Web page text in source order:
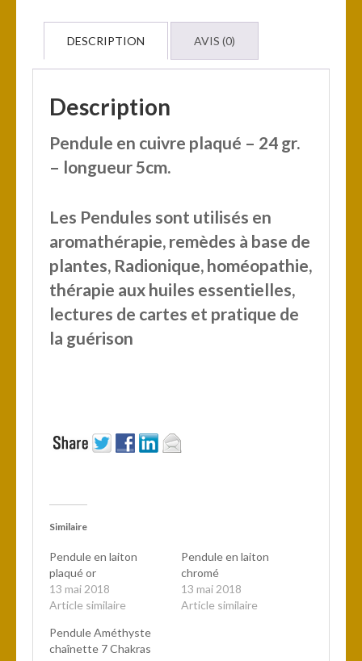
plaqué
DESCRIPTION AVIS (0)
Description
Pendule en cuivre plaqué – 24 gr.
– longueur 5cm.
Les Pendules sont utilisés en
aromathérapie, remèdes à base de
plantes, Radionique, homéopathie,
thérapie aux huiles essentielles,
lectures de cartes et pratique de
la guérison
Similaire
Pendule en laiton
plaqué or
13 mai 2018
Article similaire
Pendule en laiton
chromé
13 mai 2018
Article similaire
Pendule Améthyste
chaînette 7 Chakras